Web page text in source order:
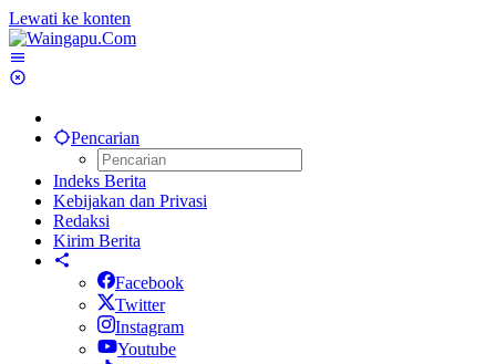
Lewati ke konten
Pencarian
Indeks Berita
Kebijakan dan Privasi
Redaksi
Kirim Berita
Facebook
Twitter
Instagram
Youtube